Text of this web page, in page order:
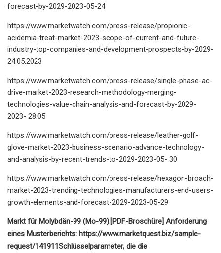
forecast-by-2029-2023-05-24
https://www.marketwatch.com/press-release/propionic-
acidemia-treat-market-2023-scope-of-current-and-future-
industry-top-companies-and-development-prospects-by-2029-
24.05.2023
https://www.marketwatch.com/press-release/single-phase-ac-
drive-market-2023-research-methodology-merging-
technologies-value-chain-analysis-and-forecast-by-2029-
2023- 28.05
https://www.marketwatch.com/press-release/leather-golf-
glove-market-2023-business-scenario-advance-technology-
and-analysis-by-recent-trends-to-2029-2023-05- 30
https://www.marketwatch.com/press-release/hexagon-broach-
market-2023-trending-technologies-manufacturers-end-users-
growth-elements-and-forecast-2029-2023-05-29
Markt für Molybdän-99 (Mo-99).[PDF-Broschüre] Anforderung
eines Musterberichts: https://www.marketquest.biz/sample-
request/141911Schlüsselparameter, die die